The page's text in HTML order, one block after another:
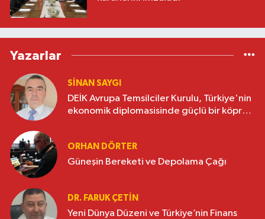
Yazarlar
SINAN SAYGI
DEİK Avrupa Temsilciler Kurulu, Türkiye'nin
ekonomik diplomasisinde güçlü bir köprü
ORHAN DÖRTER
Güneşin Bereketi ve Depolama Çağı
DR. FARUK ÇETİN
Yeni Dünya Düzeni ve Türkiye’nin Finans